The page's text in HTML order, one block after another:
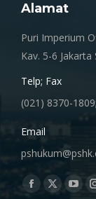
Alamat
Puri Imperium
Kav. 5-6
Telp; Fax
(021) 8370-
Email
Find us on:
Facebook
X